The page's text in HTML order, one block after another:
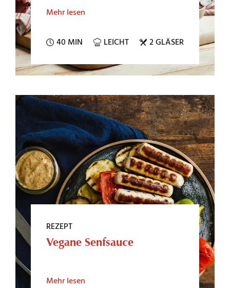
Mehr lesen
40 MIN LEICHT 2 GLÄSER
REZEPT
Vegane Senfsauce
Mehr lesen